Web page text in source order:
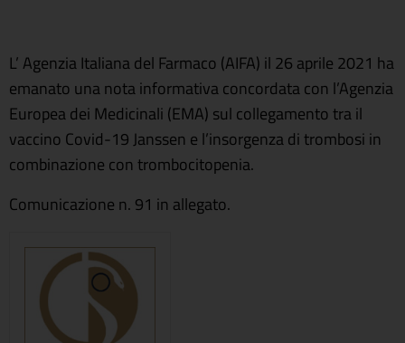
L’ Agenzia Italiana del Farmaco (AIFA) il 26 aprile 2021 ha
emanato una nota informativa concordata con l’Agenzia
Europea dei Medicinali (EMA) sul collegamento tra il
vaccino Covid-19 Janssen e l’insorgenza di trombosi in
combinazione con trombocitopenia.
Comunicazione n. 91 in allegato.